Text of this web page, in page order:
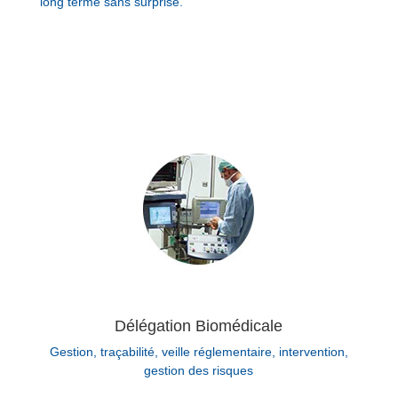
Délégation Biomédicale
Gestion, traçabilité, veille réglementaire, intervention,
gestion des risques